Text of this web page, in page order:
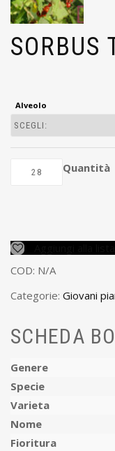
SORBUS
Alveolo
Quantità
COD: N/A
Categorie: Giovani
SCHEDA
Genere
Specie
Varieta
Nome
Fioritura